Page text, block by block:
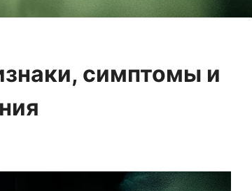
симптомы и